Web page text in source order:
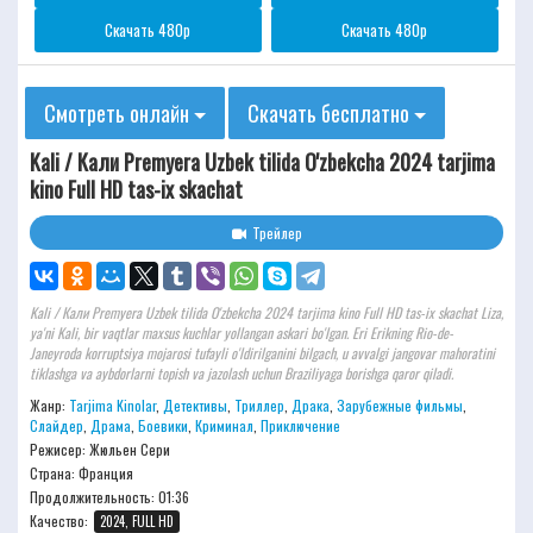
Скачать 480p
Скачать 480p
Смотреть онлайн
Скачать бесплатно
Kali / Кали Premyera Uzbek tilida O'zbekcha 2024 tarjima
kino Full HD tas-ix skachat
Трейлер
Kali / Кали Premyera Uzbek tilida O'zbekcha 2024 tarjima kino Full HD tas-ix skachat Liza,
ya'ni Kali, bir vaqtlar maxsus kuchlar yollangan askari bo'lgan. Eri Erikning Rio-de-
Janeyroda korruptsiya mojarosi tufayli o'ldirilganini bilgach, u avvalgi jangovar mahoratini
tiklashga va aybdorlarni topish va jazolash uchun Braziliyaga borishga qaror qiladi.
Жанр: Tarjima Kinolar, Детективы Триллер Драка Зарубежные фильмы
Слайдер Драма Боевики Криминал Приключение
Режисер: Жюльен Сери
Страна: Франция
Продолжительность: 01:36
Качество:
2024, FULL HD